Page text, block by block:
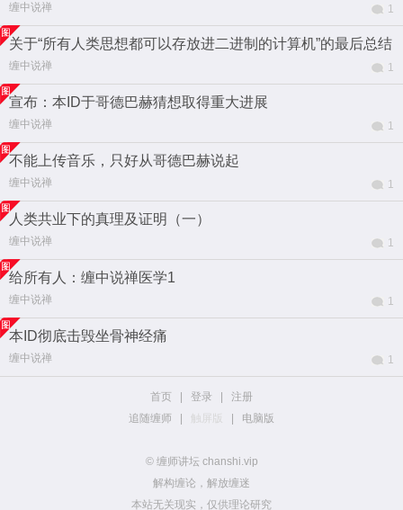
缠中说禅 1
关于“所有人类思想都可以存放进二进制的计算机”的最后总结
缠中说禅 1
宣布：本ID于哥德巴赫猜想取得重大进展
缠中说禅 1
不能上传音乐，只好从哥德巴赫说起
缠中说禅 1
人类共业下的真理及证明（一）
缠中说禅 1
给所有人：缠中说禅医学1
缠中说禅 1
本ID彻底击毁坐骨神经痛
缠中说禅 1
首页 登录
注册
追随缠师
触屏版 电脑版
© 缠师讲坛 chanshi.vip
解构缠论，解放缠迷
本站无关现实，仅供理论研究